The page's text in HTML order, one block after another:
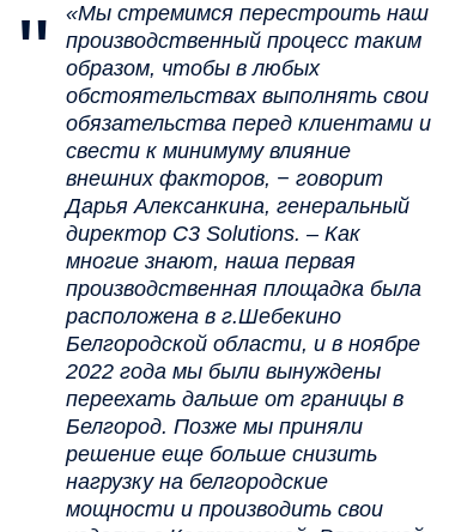
«Мы стремимся перестроить наш
производственный процесс таким
образом, чтобы в любых
обстоятельствах выполнять свои
обязательства перед клиентами и
свести к минимуму влияние
внешних факторов, − говорит
Дарья Алексанкина, генеральный
директор C3 Solutions. – Как
многие знают, наша первая
производственная площадка была
расположена в г.Шебекино
Белгородской области, и в ноябре
2022 года мы были вынуждены
переехать дальше от границы в
Белгород. Позже мы приняли
решение еще больше снизить
нагрузку на белгородские
мощности и производить свои